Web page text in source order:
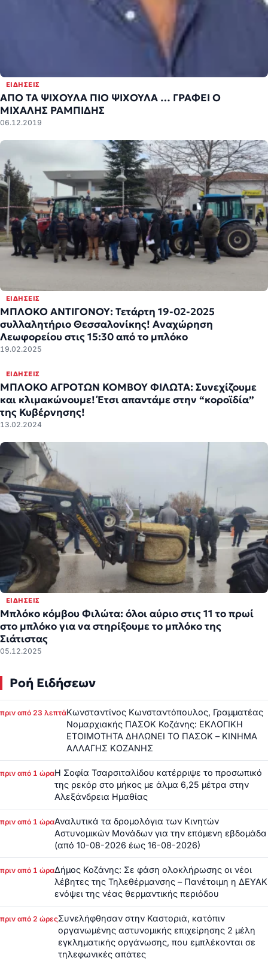
ΕΙΔΉΣΕΙΣ
ΑΠΟ ΤΑ ΨΙΧΟΥΛΑ ΠΙΟ ΨΙΧΟΥΛΑ … ΓΡΑΦΕΙ Ο
ΜΙΧΑΛΗΣ ΡΑΜΠΙΔΗΣ
06.12.2019
ΕΙΔΉΣΕΙΣ
ΜΠΛΟΚΟ ΑΝΤΙΓΟΝΟΥ: Τετάρτη 19-02-2025
συλλαλητήριο Θεσσαλονίκης! Αναχώρηση
Λεωφορείου στις 15:30 από το μπλόκο
19.02.2025
ΕΙΔΉΣΕΙΣ
ΜΠΛΟΚΟ ΑΓΡΟΤΩΝ ΚΟΜΒΟΥ ΦΙΛΩΤΑ: Συνεχίζουμε
και κλιμακώνουμε! Έτσι απαντάμε στην “κοροϊδία”
της Κυβέρνησης!
13.02.2024
ΕΙΔΉΣΕΙΣ
Μπλόκο κόμβου Φιλώτα: όλοι αύριο στις 11 το πρωί
στο μπλόκο για να στηρίξουμε το μπλόκο της
Σιάτιστας
05.12.2025
Ροή Ειδήσεων
πριν από 23 λεπτάΚωνσταντίνος Κωνσταντόπουλος, Γραμματέας
Νομαρχιακής ΠΑΣΟΚ Κοζάνης: ΕΚΛΟΓΙΚΗ
ΕΤΟΙΜΟΤΗΤΑ ΔΗΛΩΝΕΙ ΤΟ ΠΑΣΟΚ – ΚΙΝΗΜΑ
ΑΛΛΑΓΗΣ ΚΟΖΑΝΗΣ
πριν από 1 ώραΗ Σοφία Τσαρσιταλίδου κατέρριψε το προσωπικό
της ρεκόρ στο μήκος με άλμα 6,25 μέτρα στην
Αλεξάνδρεια Ημαθίας
πριν από 1 ώραΑναλυτικά τα δρομολόγια των Κινητών
Αστυνομικών Μονάδων για την επόμενη εβδομάδα
(από 10-08-2026 έως 16-08-2026)
πριν από 1 ώραΔήμος Κοζάνης: Σε φάση ολοκλήρωσης οι νέοι
λέβητες της Τηλεθέρμανσης – Πανέτοιμη η ΔΕΥΑΚ
ενόψει της νέας θερμαντικής περιόδου
πριν από 2 ώρεςΣυνελήφθησαν στην Καστοριά, κατόπιν
οργανωμένης αστυνομικής επιχείρησης 2 μέλη
εγκληματικής οργάνωσης, που εμπλέκονται σε
τηλεφωνικές απάτες